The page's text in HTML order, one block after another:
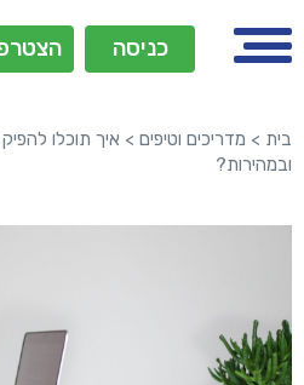
כניסה
בית > מדריכים וטיפים> איך תוכלו
ובמהירות?